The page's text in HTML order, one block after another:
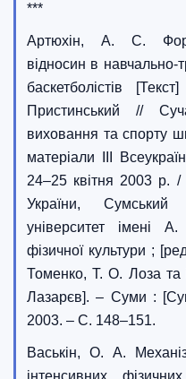
***
Артюхін, А. С.
відносин в навчально-
баскетболістів
Пристинський //
виховання та спорту
матеріали ІІІ
24–25 квітня 2003 р. /
України, Сумський
університет імені
фізичної культури ;
Томенко, Т. О. Лоза
Лазарєв]. – Суми :
2003. – С. 148–151.
Васькін, О. А.